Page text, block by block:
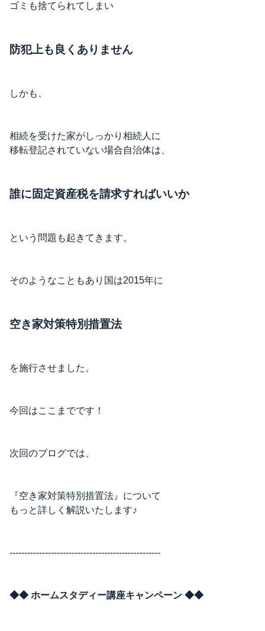
ゴミも捨てられてしまい
防犯上も良くありません
しかも、
相続を受けた家がしっかり相続人に
移転登記されていない場合自治体は、
誰に固定資産税を請求すればいいか
という問題も起きてきます。
そのようなこともあり国は2015年に
空き家対策特別措置法
を施行させました。
今回はここまでです！
次回のブログでは、
『空き家対策特別措置法』について
もっと詳しく解説いたします♪
---------------------------------------------------
◆◆ ホームスタディー講座キャンペーン ◆◆